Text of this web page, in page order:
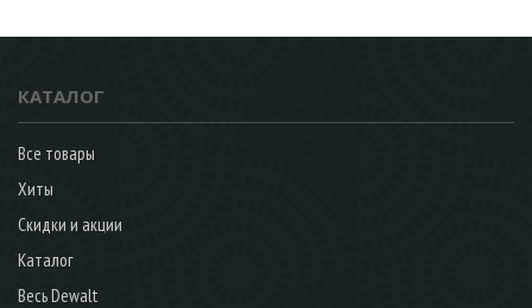
КАТАЛОГ
Все товары
Хиты
Скидки и акции
Каталог
Весь Dewalt